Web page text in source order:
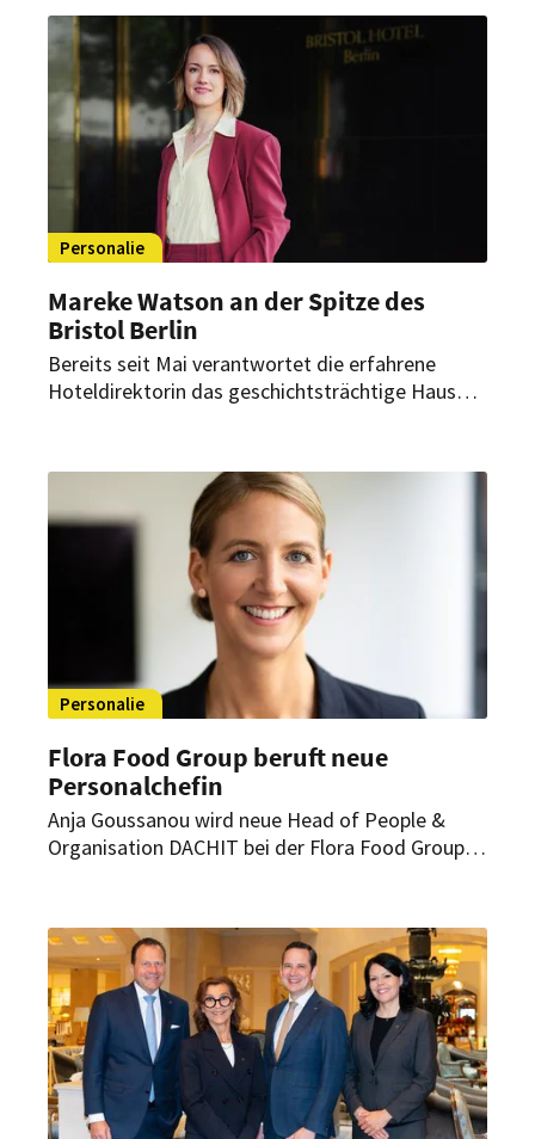
Restaurantprojekts im The Ritz-Carlton,
Wolfsburg.
Personalie
Mareke Watson an der Spitze des
Bristol Berlin
Bereits seit Mai verantwortet die erfahrene
Hoteldirektorin das geschichtsträchtige Haus
Collection.
Personalie
Flora Food Group beruft neue
Personalchefin
Anja Goussanou wird neue Head of People &
Organisation DACHIT bei der Flora Food Group.